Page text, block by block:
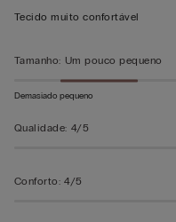
em
Tecido muito confortável
Tamanho: Um pouco pequeno
Demasiado pequeno
Qualidade: 4/5
Conforto: 4/5